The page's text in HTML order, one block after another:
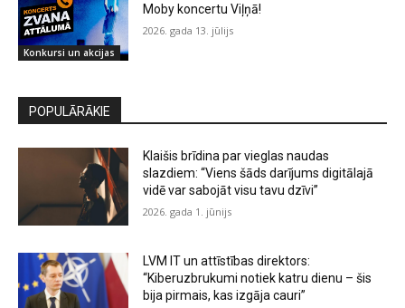
Konkursi un akcijas
Moby koncertu Viļņā!
2026. gada 13. jūlijs
POPULĀRĀKIE
Klaišis brīdina par vieglas naudas
slazdiem: “Viens šāds darījums digitālajā
vidē var sabojāt visu tavu dzīvi”
2026. gada 1. jūnijs
LVM IT un attīstības direktors:
“Kiberuzbrukumi notiek katru dienu – šis
bija pirmais, kas izgāja cauri”